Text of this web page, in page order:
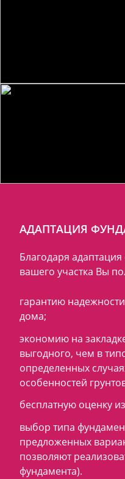
АДАПТАЦИЯ
Благодаря
вашего участка Вы
гарантию
дома;
экономию на
выгодного, чем в
определенных
особенностей
бесплатную оценку
выбор типа
предложенных
позволяют
фундамента).